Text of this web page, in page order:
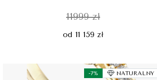
11999 zł
od 11 159 zł
-7% NATURALNY